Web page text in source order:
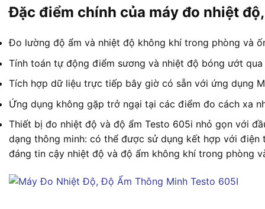
Đặc điểm chính của máy đo nhiệt
Đo lường độ ẩm và nhiệt độ không khí trong phòng và
Tính toán tự động điểm sương và nhiệt độ bóng ướt
Tích hợp dữ liệu trực tiếp bây giờ có sẵn với ứng dụng
Ứng dụng không gặp trở ngại tại các điểm đo cách xa
Thiết bị đo nhiệt độ và độ ẩm Testo 605i nhỏ gọn với
dạng thông minh: có thể được sử dụng kết hợp với
đáng tin cậy nhiệt độ và độ ẩm không khí trong phòng